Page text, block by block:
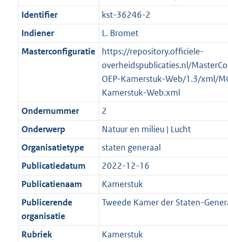
Identifier
kst-36246-2
Indiener
L. Bromet
Masterconfiguratie
https://repository.officiele-
overheidspublicaties.nl/
OEP-Kamerstuk-Web/1.3/xml/
Kamerstuk-Web.xml
Ondernummer
2
Onderwerp
Natuur en milieu | Lucht
Organisatietype
staten generaal
Publicatiedatum
2022-12-16
Publicatienaam
Kamerstuk
Publicerende
organisatie
Tweede Kamer der Staten-
Rubriek
Kamerstuk